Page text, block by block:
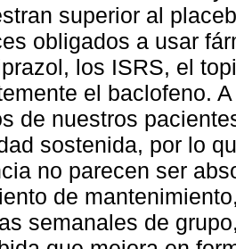
superior al
obligados a usar
los ISRS, el
el baclofeno.
de nuestros
sostenida, por lo
no parecen ser
de
semanales de